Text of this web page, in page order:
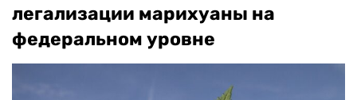
легализации марихуаны на
федеральном уровне